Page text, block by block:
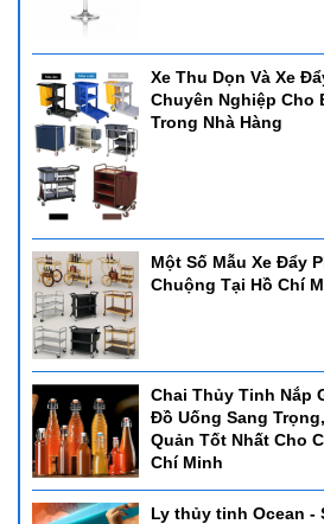
Xe Thu Dọn Và Xe
Chuyên Nghiệp Cho
Trong Nhà Hàng
Một Số Mẫu Xe Đẩy
Chuộng Tại Hồ Chí
Chai Thủy Tinh Nắp
Đồ Uống Sang
Quản Tốt Nhất Cho
Chí Minh
Ly thủy tinh Ocean